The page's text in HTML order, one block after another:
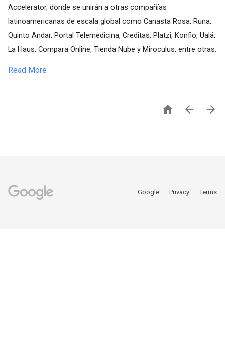
Accelerator, donde se unirán a otras compañías
latinoamericanas de escala global como Canasta Rosa, Runa,
Quinto Andar, Portal Telemedicina, Creditas, Platzi, Konfio, Ualá,
La Haus, Compara Online, Tienda Nube y Miroculus, entre otras.
Read More
  
Google Privacy Terms